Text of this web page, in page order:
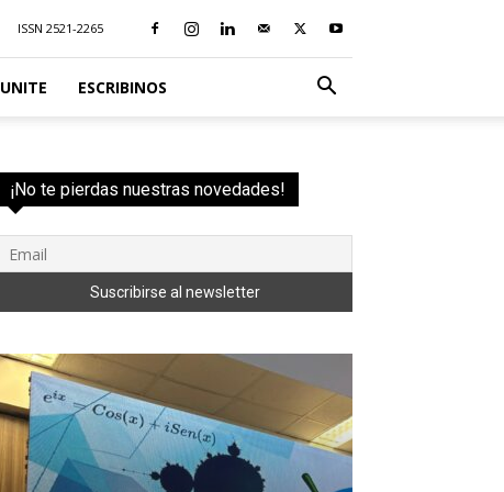
ISSN 2521-2265
UNITE ESCRIBINOS
¡No te pierdas nuestras novedades!